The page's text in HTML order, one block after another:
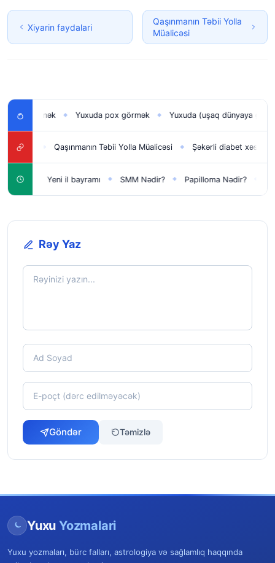
Xiyarin faydalari
Qaşınmanın Təbii Yolla
Müalicəsi
görmək ◆ Yuxuda pox görmək ◆ Yuxuda (uşaq dünyaya gətirmək)
Qaşınmanın Təbii Yolla Müalicəsi ◆ Şəkərli diabet xəstəliyi
◆ Yeni il bayramı ◆ SMM Nədir? ◆ Papilloma Nədir? ◆
Rəy Yaz
Göndər Təmizlə
Yuxu Yozmalari
Yuxu yozmaları, bürc falları, astrologiya və sağlamlıq haqqında